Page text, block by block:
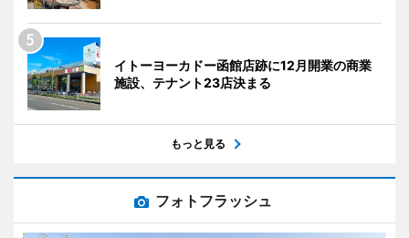
イトーヨーカドー函館店跡に12月開業の商業
施設、テナント23店決まる
もっと見る
フォトフラッシュ